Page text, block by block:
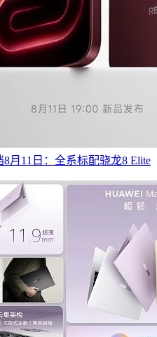
月11日：全系标配骁龙8 Elite